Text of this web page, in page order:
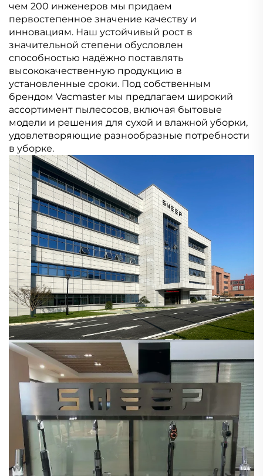
чем 200 инженеров мы придаем
первостепенное значение качеству и
инновациям. Наш устойчивый рост в
значительной степени обусловлен
способностью надёжно поставлять
высококачественную продукцию в
установленные сроки. Под собственным
брендом Vacmaster мы предлагаем широкий
ассортимент пылесосов, включая бытовые
модели и решения для сухой и влажной уборки,
удовлетворяющие разнообразные потребности
в уборке.